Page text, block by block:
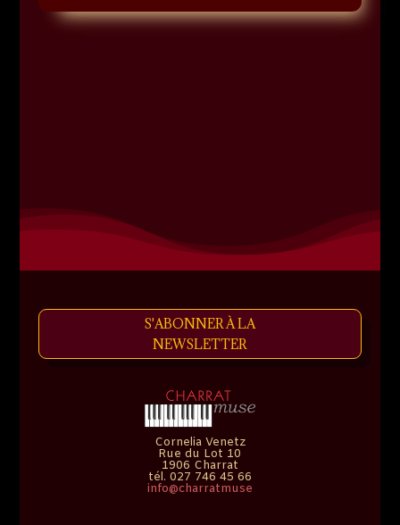
S'ABONNER À LA
NEWSLETTER
Cornelia Venetz
Rue du Lot 10
1906 Charrat
tél. 027 746 45 66
info@charratmuse